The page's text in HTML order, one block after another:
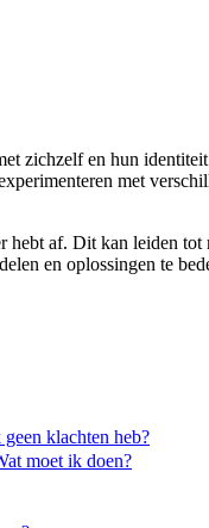
zichzelf en hun
met
hebt af. Dit kan leiden
en oplossingen te
klachten heb?
moet ik doen?